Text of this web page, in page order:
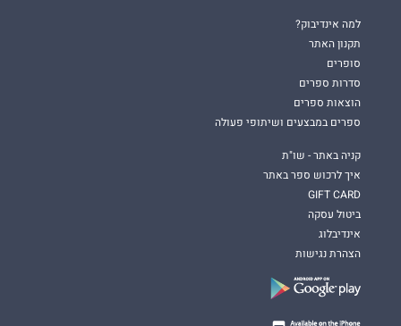
למה אינדיבוק?
תקנון האתר
סופרים
סדרות ספרים
הוצאות ספרים
ספרים במבצעים ושיתופי פעולה
קניה באתר - שו"ת
איך לרכוש ספר באתר
GIFT CARD
ביטול עסקה
אינדיבלוג
הצהרת נגישות